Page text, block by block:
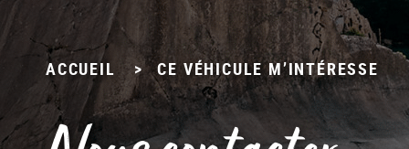
ACCUEIL > CE VÉHICULE M’INTÉRESSE